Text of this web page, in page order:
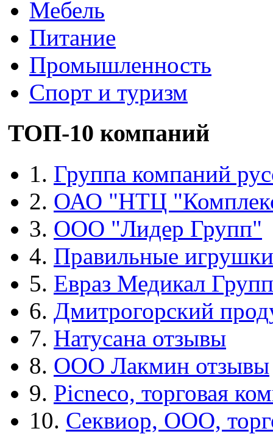
Мебель
Питание
Промышленность
Спорт и туризм
ТОП-10 компаний
1. Группа компаний
2. ОАО "НТЦ
3. ООО "Лидер Групп"
4. Правильные игрушки
5. Евраз Медикал Групп
6. Дмитрогорский
7. Натусана отзывы
8. ООО Лакмин отзывы
9. Picneco, торговая
10. Секвиор, ООО,